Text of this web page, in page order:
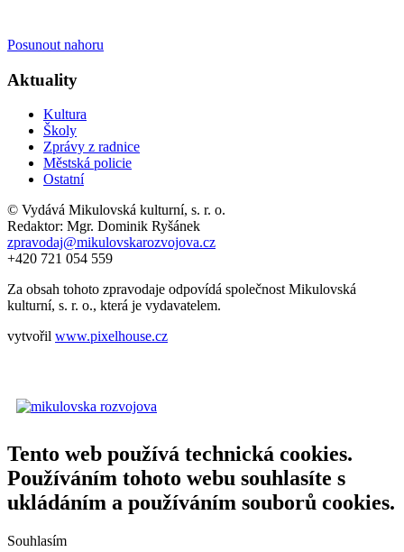
Posunout nahoru
Aktuality
Kultura
Školy
Zprávy z radnice
Městská policie
Ostatní
© Vydává Mikulovská kulturní, s. r. o.
Redaktor: Mgr. Dominik Ryšánek
zpravodaj@mikulovskarozvojova.cz
+420 721 054 559
Za obsah tohoto zpravodaje odpovídá společnost Mikulovská
kulturní, s. r. o., která je vydavatelem.
vytvořil www.pixelhouse.cz
Tento web používá technická cookies.
Používáním tohoto webu souhlasíte s
ukládáním a používáním souborů cookies.
Souhlasím